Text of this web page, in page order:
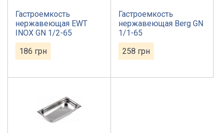
Гастроемкость
нержавеющая EWT
INOX GN 1/2-65
186 грн
Гастроемкость
нержавеющая Berg GN
1/1-65
258 грн